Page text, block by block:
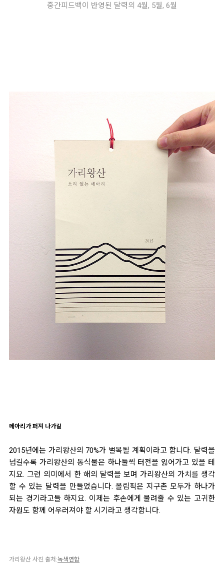
중간피드백이 반영된 달력의 4월, 5월, 6월
메아리가 퍼져 나가길
2015년에는 가리왕산의 70%가 벌목될 계획이라고 합니다. 달력을
넘길수록 가리왕산의 동식물은 하나둘씩 터전을 잃어가고 있을 테
지요. 그런 의미에서 한 해의 달력을 보며 가리왕산의 가치를 생각
할 수 있는 달력을 만들었습니다. 올림픽은 지구촌 모두가 하나가
되는 경기라고들 하지요. 이제는 후손에게 물려줄 수 있는 고귀한
자원도 함께 어우러져야 할 시기라고 생각합니다.
가리왕산 사진 출처:녹색연합